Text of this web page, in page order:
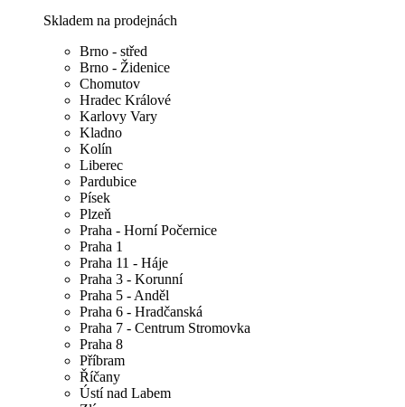
Skladem na prodejnách
Brno - střed
Brno - Židenice
Chomutov
Hradec Králové
Karlovy Vary
Kladno
Kolín
Liberec
Pardubice
Písek
Plzeň
Praha - Horní Počernice
Praha 1
Praha 11 - Háje
Praha 3 - Korunní
Praha 5 - Anděl
Praha 6 - Hradčanská
Praha 7 - Centrum Stromovka
Praha 8
Příbram
Říčany
Ústí nad Labem